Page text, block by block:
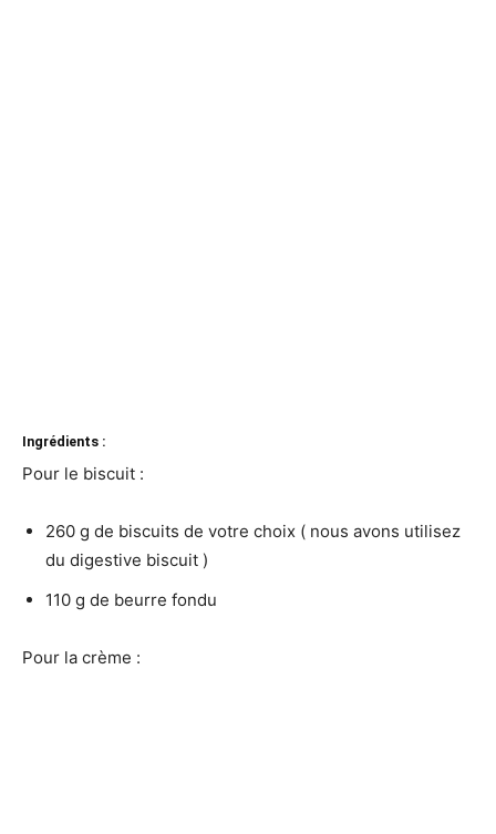
Ingrédients :
Pour le biscuit :
260 g de biscuits de votre choix ( nous avons utilisez
du digestive biscuit )
110 g de beurre fondu
Pour la crème :